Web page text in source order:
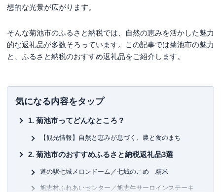
想的な光景が広がります。
そんな菊池市のふるさと納税では、自然の恵みを活かした魅力
的な返礼品が多数そろっています。この記事では菊池市の魅力
と、ふるさと納税のおすすめ返礼品をご紹介します。
気になる内容をタップ
菊池市ってどんなところ？
【観光情報】自然と恵みが息づく、農と食のまち
菊池市のおすすめふるさと納税返礼品3選
道の駅七城メロンドーム／七城のこめ 精米
旭志村ふれあいセンター／旭志牛サーロインステーキ